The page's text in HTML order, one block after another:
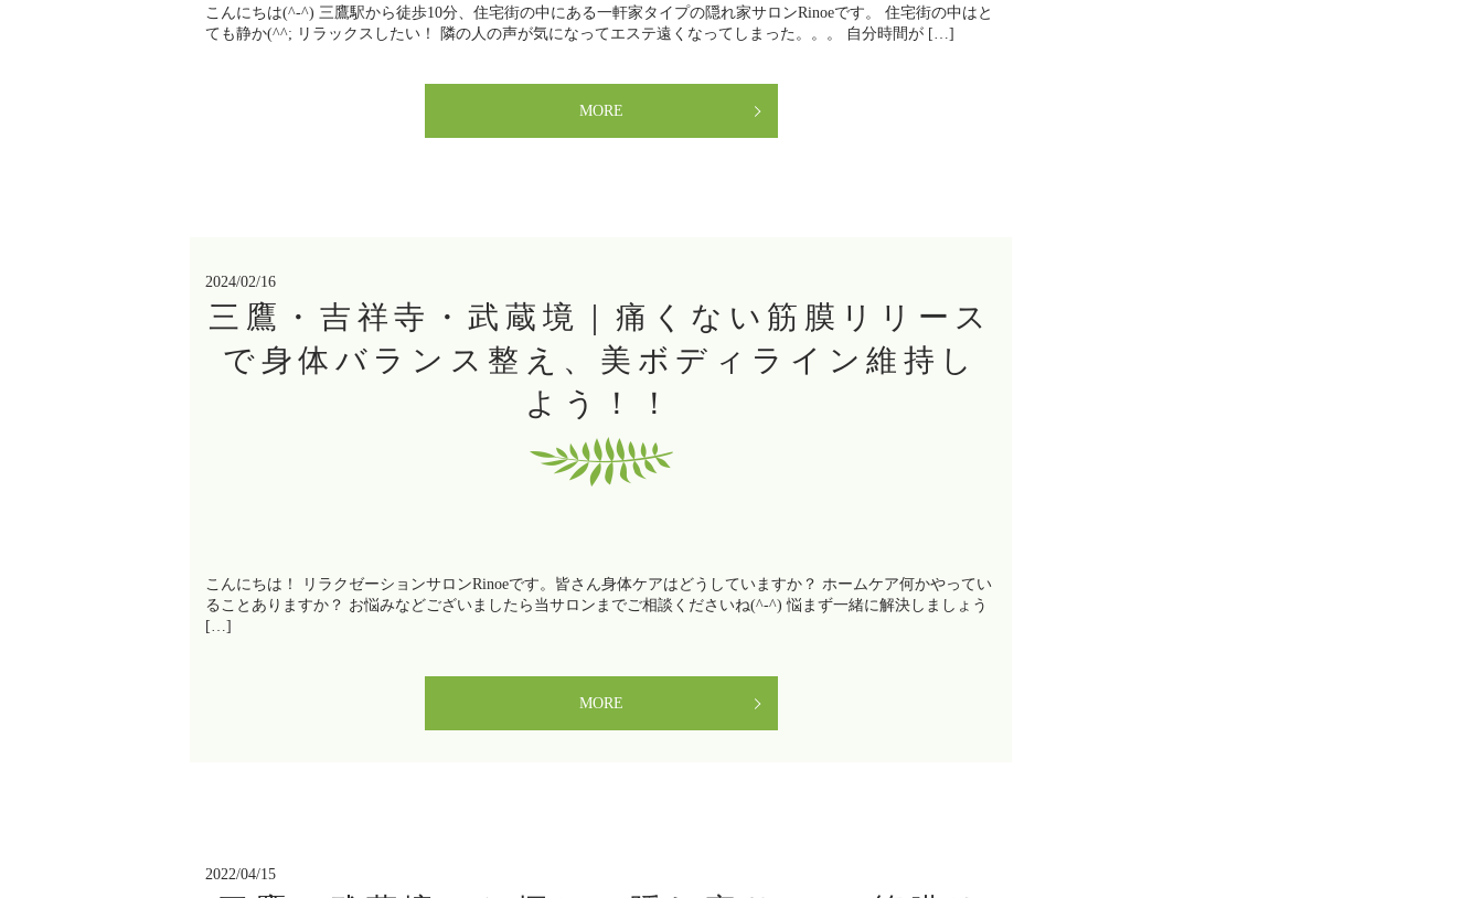
こんにちは(^-^) 三鷹駅から徒歩10分、住宅街の中にある一軒家タイプの隠れ家サロンRinoeです。 住宅街の中はと
ても静か(^^; リラックスしたい！ 隣の人の声が気になってエステ遠くなってしまった。。。 自分時間が […]
MORE
2024/02/16
三鷹・吉祥寺・武蔵境｜痛くない筋膜リリース
で身体バランス整え、美ボディライン維持し
よう！！
こんにちは！ リラクゼーションサロンRinoeです。皆さん身体ケアはどうしていますか？ ホームケア何かやってい
ることありますか？ お悩みなどございましたら当サロンまでご相談くださいね(^-^) 悩まず一緒に解決しましょう
[…]
MORE
2022/04/15